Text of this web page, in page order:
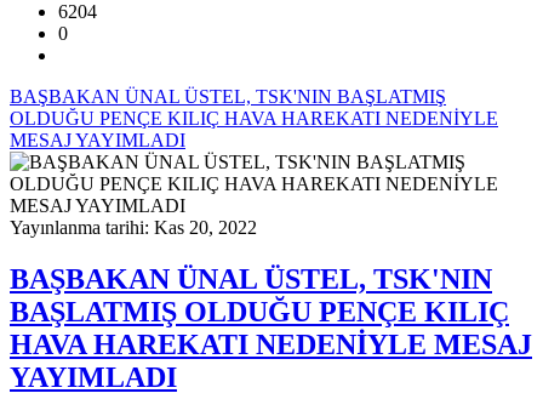
6204
0
BAŞBAKAN ÜNAL ÜSTEL, TSK'NIN BAŞLATMIŞ
OLDUĞU PENÇE KILIÇ HAVA HAREKATI NEDENİYLE
MESAJ YAYIMLADI
Yayınlanma tarihi: Kas 20, 2022
BAŞBAKAN ÜNAL ÜSTEL, TSK'NIN
BAŞLATMIŞ OLDUĞU PENÇE KILIÇ
HAVA HAREKATI NEDENİYLE MESAJ
YAYIMLADI